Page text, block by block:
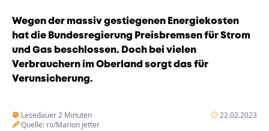
Wegen der massiv gestiegenen Energiekosten
hat die Bundesregierung Preisbremsen für Strom
und Gas beschlossen. Doch bei vielen
Verbrauchern im Oberland sorgt das für
Verunsicherung.
Lesedauer 2 Minuten
Quelle: ro/Marion Jetter
22.02.2023